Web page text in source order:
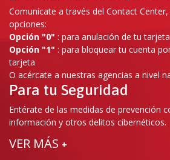
Comunícate a través del Contact Center,
opciones:
Opción "0" : para anulación de tu
Opción "1" : para bloquear tu cuenta
tarjeta
O acércate a nuestras agencias a nivel
Para tu Seguridad
Entérate de las medidas de prevención
información y otros delitos cibernéticos.
VER MÁS +